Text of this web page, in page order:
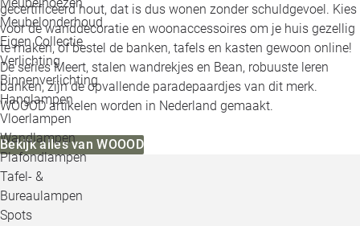
Meubelonderhoud
Eigen Collectie
Verlichting
Binnenverlichting
Hanglampen
Vloerlampen
Wandlampen
Plafondlampen
Tafel- &
Bureaulampen
Spots
gecertificeerd hout, dat is dus wonen zonder schuldgevoel. Kies
voor de wanddecoratie en woonaccessoires om je huis gezellig
te maken, of bestel de banken, tafels en kasten gewoon online!
De series Meert, stalen wandrekjes en Bean, robuuste leren
banken, zijn de opvallende paradepaardjes van dit merk.
WOOOD artikelen worden in Nederland gemaakt.
Bekijk alles van WOOOD